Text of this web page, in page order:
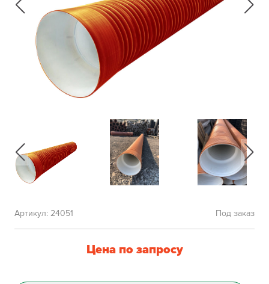
Под заказ
Артикул: 24051
Цена по запросу